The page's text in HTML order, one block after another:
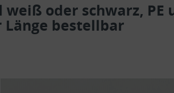
weiß oder schwarz,
bestellbar